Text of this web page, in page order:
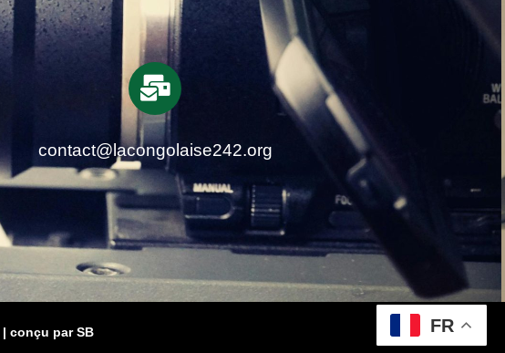
contact@lacongolaise242.org
| conçu par SB FR